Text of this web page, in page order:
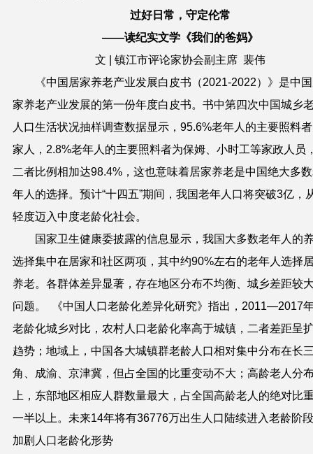
过好日常，守定伦常
——读纪实文学《我们的爸妈》
文 | 镇江市评论家协会副主席 裴伟
《中国居家养老产业发展白皮书（2021-2022）》是中
家养老产业发展的第一份年度白皮书。书中第四次中国城乡
人口生活状况抽样调查数据显示，95.6%老年人的主要照料
家人，2.8%老年人的主要照料者为保姆、小时工等家政人员
二者比例相加达98.4%，这也意味着居家养老是中国绝大多
年人的选择。预计“十四五”期间，我国老年人口将突破3亿，
轻度迈入中度老龄化社会。
国家卫生健康委披露的信息显示，我国大多数老年人的
选择集中在居家和社区两项，其中约90%左右的老年人选择
养老。各群体差异显著，存在地区分布不均衡、城乡差距较
问题。 《中国人口老龄化差异化研究》指出，2011—2017
老龄化城乡对比，农村人口老龄化率高于城镇，二者差距呈
趋势；地域上，中国各大城镇群老龄人口相对集中分布在长
角、成渝、京津冀，但占全国的比重变动不大；高龄老人分
上，东部地区相应人群数量最大，占全国高龄老人的绝对比
一半以上。未来14年将有36776万出生人口陆续进入老龄阶
加剧人口老龄化形势